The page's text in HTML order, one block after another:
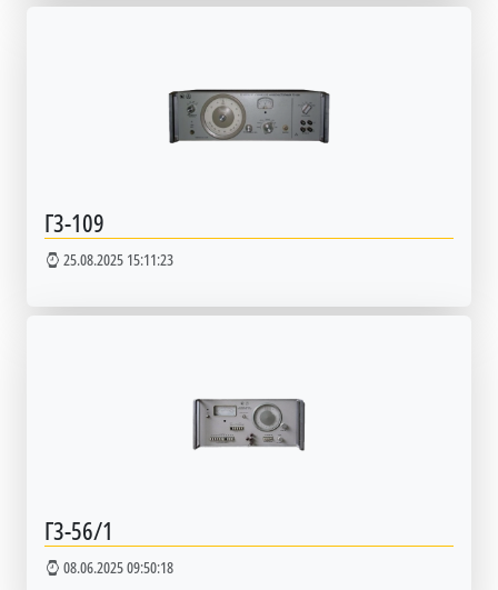
Г3-109
25.08.2025 15:11:23
Г3-56/1
08.06.2025 09:50:18